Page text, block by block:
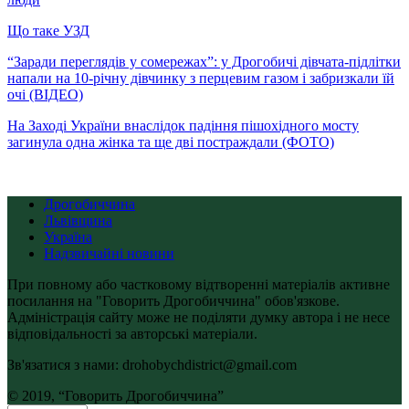
Що таке УЗД
“Заради переглядів у сомережах”: у Дрогобичі дівчата-підлітки
напали на 10-річну дівчинку з перцевим газом і забризкали їй
очі (ВІДЕО)
На Заході України внаслідок падіння пішохідного мосту
загинула одна жінка та ще дві постраждали (ФОТО)
Дрогобиччина
Львівщина
Україна
Надзвичайні новини
При повному або частковому відтворенні матеріалів активне
посилання на "Говорить Дрогобиччина" обов'язкове.
Адміністрація сайту може не поділяти думку автора і не несе
відповідальності за авторські матеріали.
Зв'язатися з нами: drohobychdistrict@gmail.com
© 2019, “Говорить Дрогобиччина”